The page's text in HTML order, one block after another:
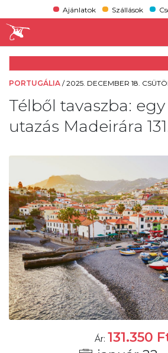
Ajánlatok Szállások
PORTUGÁLIA /2025. DECEMBER 18.
Télből tavaszba:
utazás Madeirára
Ár: 131.350